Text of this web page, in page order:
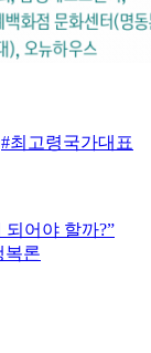
#최고령국가대표
어야 할까?”
복론